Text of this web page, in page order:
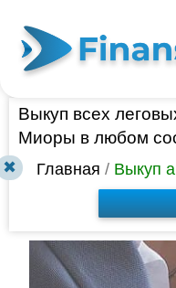
✖
Выкуп всех
Миоры в любом
Главная / Выкуп